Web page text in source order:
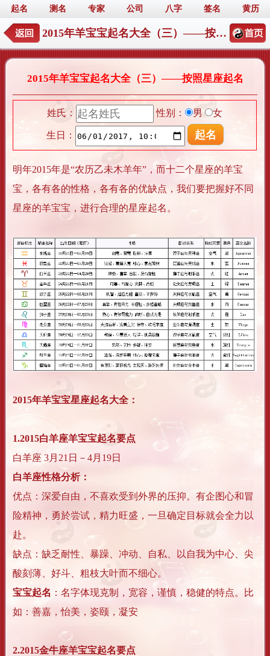
起名 测名 专家 公司 八字 签名 黄历
2015年羊宝宝起名大全（三）——按照星座起名
2015年羊宝宝起名大全（三）——按照星座起名
姓氏： 性别： 男 女
生日：
明年2015年是“农历乙未木羊年”，而十二个星座的羊宝
宝，各有各的性格，各有各的优缺点，我们要把握好不同
星座的羊宝宝，进行合理的星座起名。
2015年羊宝宝星座起名大全：
1.2015白羊座羊宝宝起名要点
白羊座 3月21日－4月19日
白羊座性格分析：
优点：深爱自由，不喜欢受到外界的压抑。有企图心和冒
险精神，勇於尝试，精力旺盛，一旦确定目标就会全力以
赴。
缺点：缺乏耐性、暴躁、冲动、自私、以自我为中心、尖
酸刻薄、好斗、粗枝大叶而不细心。
宝宝起名 ：名字体现克制，宽容，谨慎，稳健的特点。比
如：善嘉，怡美，姿颐，凝安
2.2015金牛座羊宝宝起名要点